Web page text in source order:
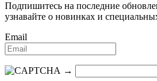
Подпишитесь на последние
узнавайте о новинках и
Email
→